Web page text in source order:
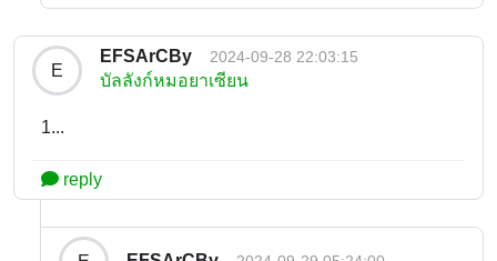
E
EFSArCBy 2024-09-28 22:03:15
บัลลังก์หมอยาเซียน
1...
reply